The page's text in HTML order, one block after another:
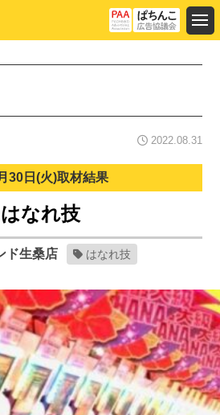
2022.08.31
30日(火)取材結果
はなれ技
ド生桑店 はなれ技